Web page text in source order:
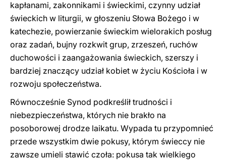
kapłanami, zakonnikami i świeckimi, czynny udział
świeckich w liturgii, w głoszeniu Słowa Bożego i w
katechezie, powierzanie świeckim wielorakich posług
oraz zadań, bujny rozkwit grup, zrzeszeń, ruchów
duchowości i zaangażowania świeckich, szerszy i
bardziej znaczący udział kobiet w życiu Kościoła i w
rozwoju społeczeństwa.
Równocześnie Synod podkreślił trudności i
niebezpieczeństwa, których nie brakło na
posoborowej drodze laikatu. Wypada tu przypomnieć
przede wszystkim dwie pokusy, którym świeccy nie
zawsze umieli stawić czoła: pokusa tak wielkiego